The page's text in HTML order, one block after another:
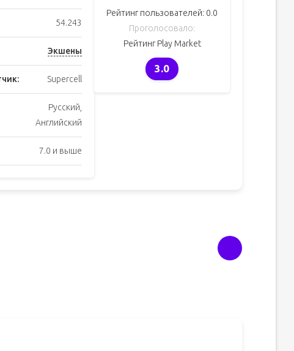
54.243
Экшены
Supercell
Русский,
Английский
7.0 и выше
Рейтинг пользователей: 0.0
Проголосовало:
Рейтинг Play Market
3.0